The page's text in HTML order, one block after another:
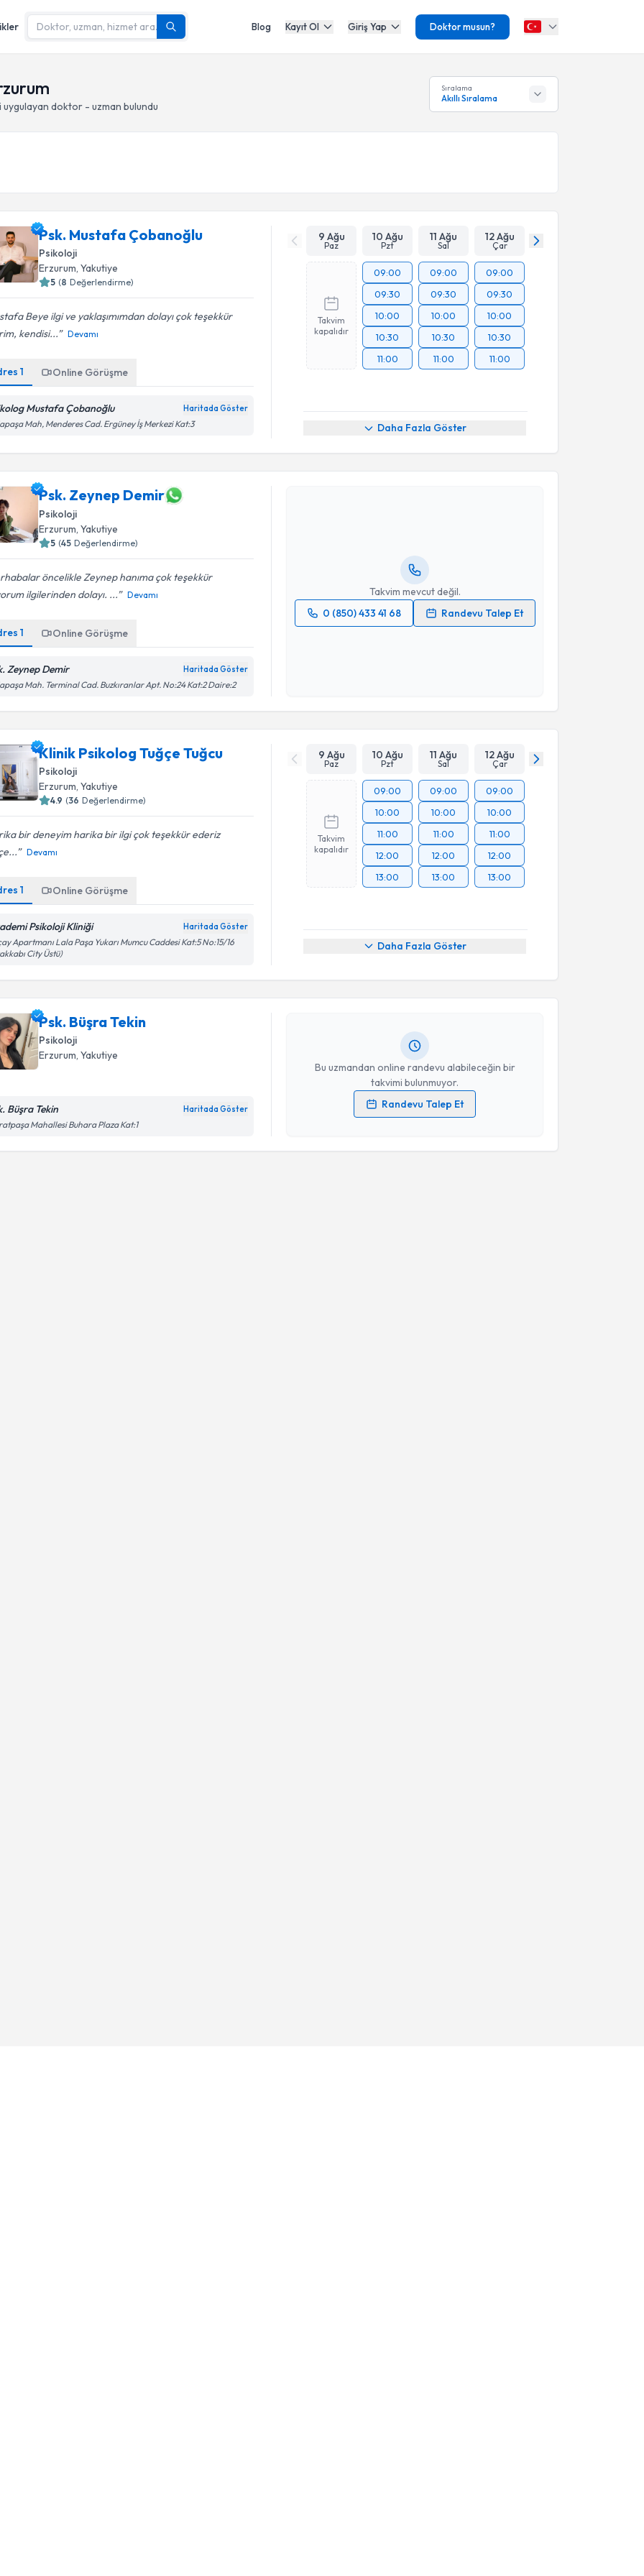
Blog Kayıt Ol Giriş Yap Doktor musun?
uygulayan doktor - uzman bulundu
Sıralama
Akıllı Sıralama
Psk. Mustafa Çobanoğlu
Psikoloji
Erzurum, Yakutiye
5 (8 Değerlendirme)
Beye ilgi ve yaklaşımımdan dolayı çok teşekkür
kendisi...
Devamı
1 Online Görüşme
Mustafa Çobanoğlu Haritada Göster
Mah, Menderes Cad. Ergüney İş Merkezi Kat:3
9 Ağu
Paz
10 Ağu
Pzt
11 Ağu
Sal
12 Ağu
Çar
Takvim
kapalıdır
09:00
09:30
10:00
10:30
11:00
09:00
09:30
10:00
10:30
11:00
09:00
09:30
10:00
10:30
11:00
Daha Fazla Göster
Psk. Zeynep Demir
Psikoloji
Erzurum , Yakutiye
5 (45 Değerlendirme)
öncelikle Zeynep hanıma çok teşekkür
ilgilerinden dolayı. ...
Devamı
1 Online Görüşme
Zeynep Demir Haritada Göster
Mah. Terminal Cad. Buzkıranlar Apt. No:24 Kat:2 Daire:2
Takvim mevcut değil.
0 (850) 433 41 68
Randevu Talep Et
Takvim Talebini Gönder
Klinik Psikolog Tuğçe Tuğcu
Psikoloji
Erzurum , Yakutiye
4.9 (36 Değerlendirme)
bir deneyim harika bir ilgi çok teşekkür ederiz
Devamı
1 Online Görüşme
Psikoloji Kliniği Haritada Göster
Apartmanı Lala Paşa Yukarı Mumcu Caddesi Kat:5 No:15/16
City Üstü)
9 Ağu
Paz
10 Ağu
Pzt
11 Ağu
Sal
12 Ağu
Çar
Takvim
kapalıdır
09:00
10:00
11:00
12:00
13:00
09:00
10:00
11:00
12:00
13:00
09:00
10:00
11:00
12:00
13:00
Daha Fazla Göster
Psk. Büşra Tekin
Psikoloji
Erzurum , Yakutiye
Büşra Tekin Haritada Göster
Mahallesi Buhara Plaza Kat:1
Bu uzmandan online randevu alabileceğin bir
takvimi bulunmuyor.
Randevu Talep Et
Randevu Takvimi Talebi
Kişisel verilerimin işlenmesine ilişkinAydınlatma Metni